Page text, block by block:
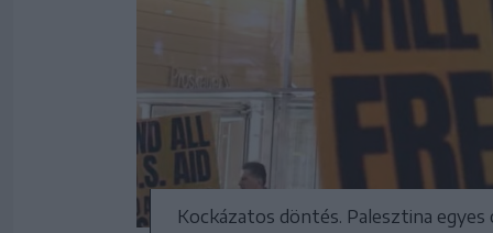
Kockázatos döntés. Palesztina